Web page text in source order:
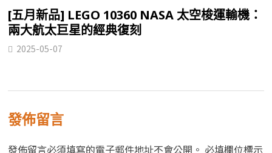
[五月新品] LEGO 10360 NASA 太空梭運輸機：
兩大航太巨星的經典復刻
2025-05-07
發佈留言
發佈留言必須填寫的電子郵件地址不會公開。 必填欄位標示